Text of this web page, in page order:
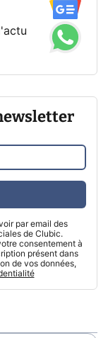
par email des
de Clubic.
consentement à
présent dans
de vos données,